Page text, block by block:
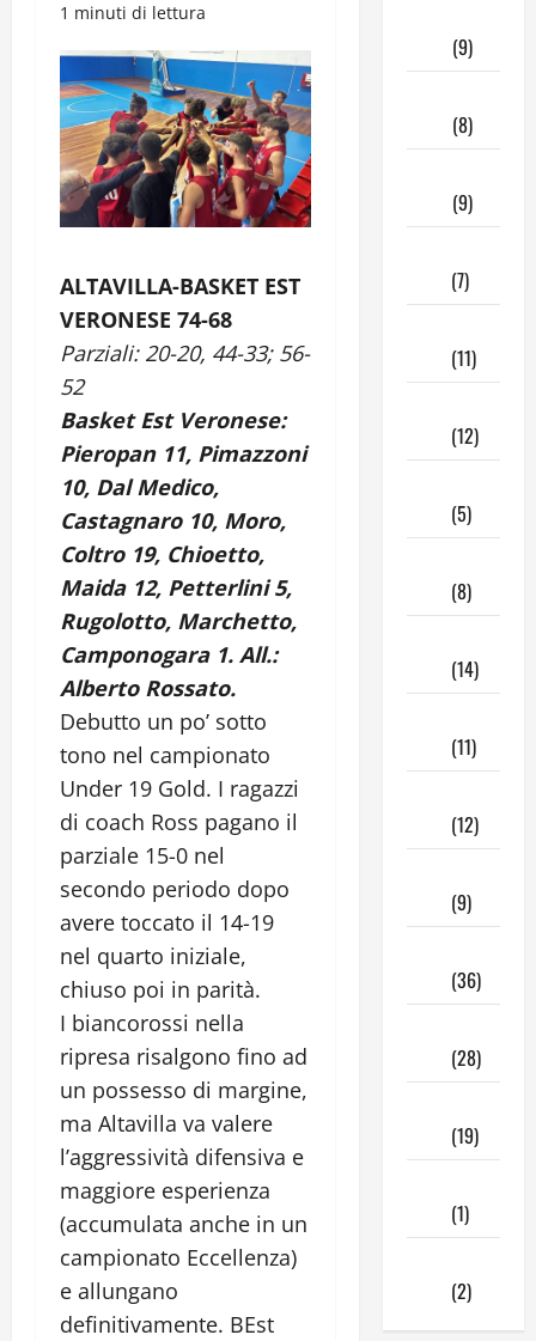
1 minuti di lettura
ALTAVILLA-BASKET EST
VERONESE 74-68
Parziali: 20-20, 44-33; 56-
52
Basket Est Veronese:
Pieropan 11, Pimazzoni
10, Dal Medico,
Castagnaro 10, Moro,
Coltro 19, Chioetto,
Maida 12, Petterlini 5,
Rugolotto, Marchetto,
Camponogara 1. All.:
Alberto Rossato.
Debutto un po’ sotto
tono nel campionato
Under 19 Gold. I ragazzi
di coach Ross pagano il
parziale 15-0 nel
secondo periodo dopo
avere toccato il 14-19
nel quarto iniziale,
chiuso poi in parità.
I biancorossi nella
ripresa risalgono fino ad
un possesso di margine,
ma Altavilla va valere
l’aggressività difensiva e
maggiore esperienza
(accumulata anche in un
campionato Eccellenza)
e allungano
definitivamente. BEst
(9)
(8)
(9)
(7)
(11)
(12)
(5)
(8)
(14)
(11)
(12)
(9)
(36)
(28)
(19)
(1)
(2)